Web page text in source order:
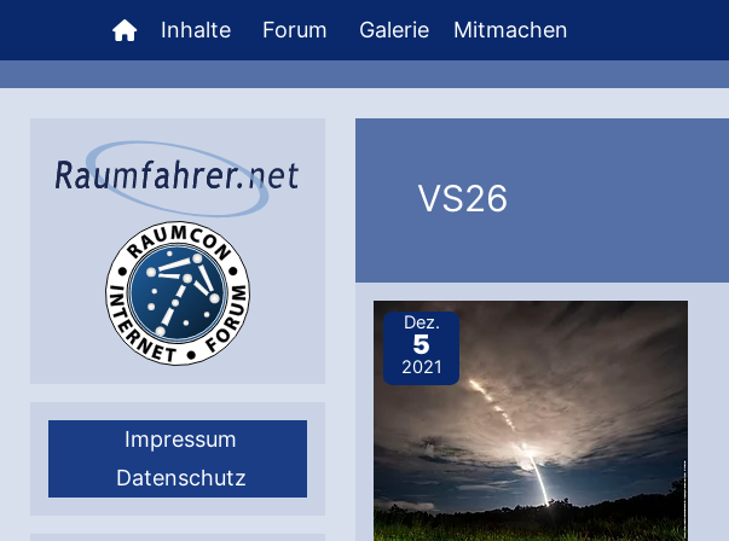
Inhalt
springen
Inhalte Forum Galerie Mitmachen
Impressum
Datenschutz
VS26
Dez.
5
2021